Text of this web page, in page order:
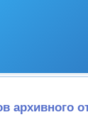
архивного